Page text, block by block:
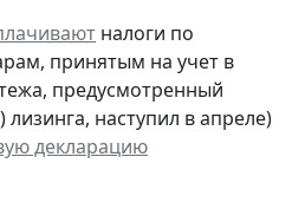
налоги по
принятым на учет в
предусмотренный
наступил в апреле)
декларацию